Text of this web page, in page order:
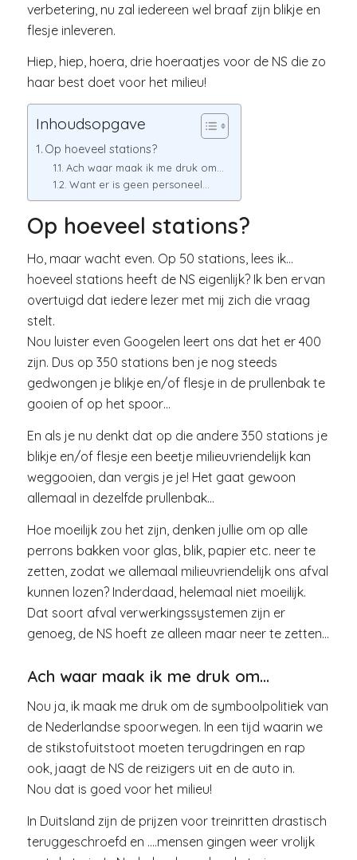
verbetering, nu zal iedereen wel braaf zijn blikje en
flesje inleveren.
Hiep, hiep, hoera, drie hoeraatjes voor de NS die zo
haar best doet voor het milieu!
Inhoudsopgave
Op hoeveel stations?
Ach waar maak ik me druk om…
Want er is geen personeel…
Op hoeveel stations?
Ho, maar wacht even. Op 50 stations, lees ik…
hoeveel stations heeft de NS eigenlijk? Ik ben ervan
overtuigd dat iedere lezer met mij zich die vraag
stelt.
Nou luister even Googelen leert ons dat het er 400
zijn. Dus op 350 stations ben je nog steeds
gedwongen je blikje en/of flesje in de prullenbak te
gooien of op het spoor…
En als je nu denkt dat op die andere 350 stations je
blikje en/of flesje een beetje milieuvriendelijk kan
weggooien, dan vergis je je! Het gaat gewoon
allemaal in dezelfde prullenbak…
Hoe moeilijk zou het zijn, denken jullie om op alle
perrons bakken voor glas, blik, papier etc. neer te
zetten, zodat we allemaal milieuvriendelijk ons afval
kunnen lozen? Inderdaad, helemaal niet moeilijk.
Dat soort afval verwerkingssystemen zijn er
genoeg, de NS hoeft ze alleen maar neer te zetten…
Ach waar maak ik me druk om…
Nou ja, ik maak me druk om de symboolpolitiek van
de Nederlandse spoorwegen. In een tijd waarin we
de stikstofuitstoot moeten terugdringen en rap
ook, jaagt de NS de reizigers uit en de auto in.
Nou dat is goed voor het milieu!
In Duitsland zijn de prijzen voor treinritten drastisch
teruggeschroefd en ….mensen gingen weer vrolijk